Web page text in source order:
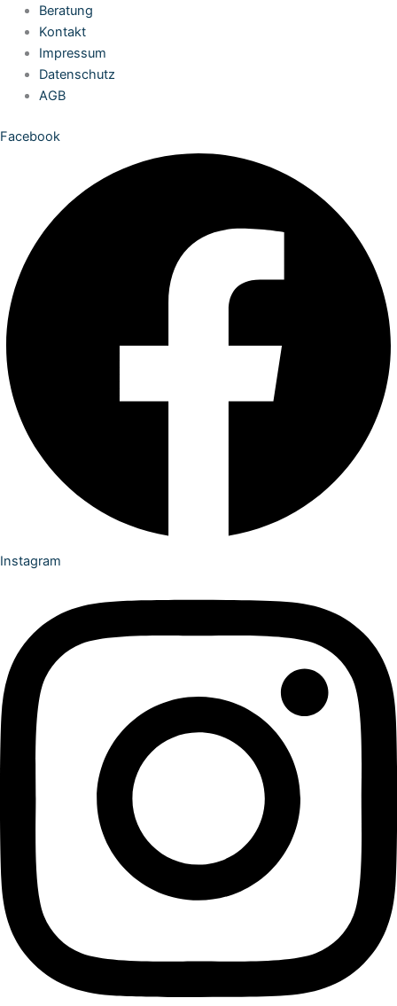
Zum
Inhalt
springen
Beratung
Kontakt
Impressum
Datenschutz
AGB
Facebook
Instagram